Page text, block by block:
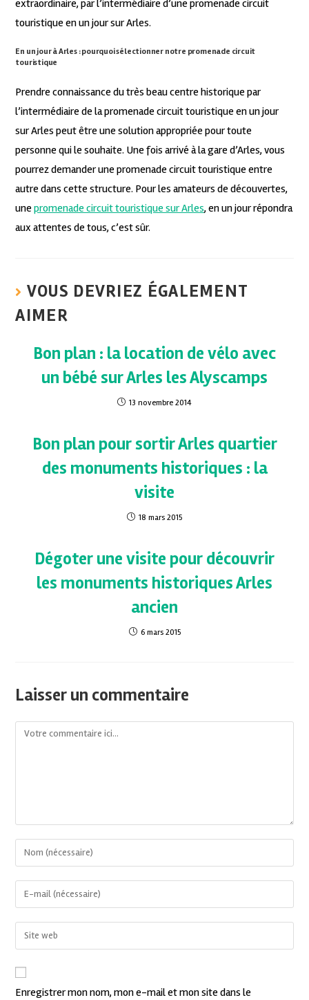
extraordinaire, par l’intermédiaire d’une promenade circuit
touristique en un jour sur Arles.
En un jour à Arles : pourquoi sélectionner notre promenade circuit
touristique
Prendre connaissance du très beau centre historique par
l’intermédiaire de la promenade circuit touristique en un jour
sur Arles peut être une solution appropriée pour toute
personne qui le souhaite. Une fois arrivé à la gare d’Arles, vous
pourrez demander une promenade circuit touristique entre
autre dans cette structure. Pour les amateurs de découvertes,
unepromenade circuit touristique sur Arles, en un jour répondra
aux attentes de tous, c’est sûr.
VOUS DEVRIEZ ÉGALEMENT
AIMER
Bon plan : la location de vélo avec
un bébé sur Arles les Alyscamps
13 novembre 2014
Bon plan pour sortir Arles quartier
des monuments historiques : la
visite
18 mars 2015
Dégoter une visite pour découvrir
les monuments historiques Arles
ancien
6 mars 2015
Laisser un commentaire
Enregistrer mon nom, mon e-mail et mon site dans le